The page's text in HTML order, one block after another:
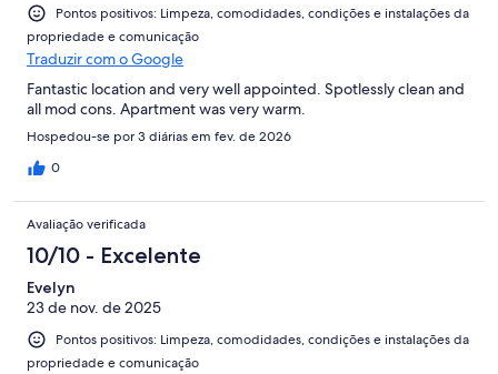
Pontos positivos: Limpeza, comodidades, condições e instalações da
propriedade e comunicação
Traduzir com o Google
Fantastic location and very well appointed. Spotlessly clean and
all mod cons. Apartment was very warm.
Hospedou-se por 3 diárias em fev. de 2026
0
Avaliação verificada
10/10 - Excelente
Evelyn
23 de nov. de 2025
Pontos positivos: Limpeza, comodidades, condições e instalações da
propriedade e comunicação